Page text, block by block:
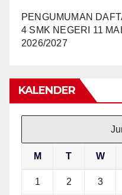
PENGUMUMAN
4 SMK NEGERI 11
2026/2027
KALENDER
M T W
1 2 3